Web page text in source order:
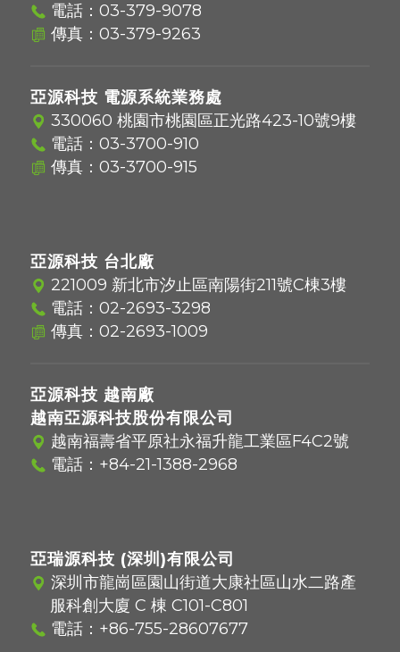
電話： 03-379-9078
傳真：03-379-9263
亞源科技 電源系統業務處
330060 桃園市桃園區正光路423-10號9樓
電話： 03-3700-910
傳真：03-3700-915
亞源科技 台北廠
221009 新北市汐止區南陽街211號C棟3樓
電話： 02-2693-3298
傳真：02-2693-1009
亞源科技 越南廠
越南亞源科技股份有限公司
越南福壽省平原社永福升龍工業區F4C2號
電話： +84-21-1388-2968
亞瑞源科技 (深圳)有限公司
深圳市龍崗區園山街道大康社區山水二路產
服科創大廈 C 棟 C101-C801
電話： +86-755-28607677